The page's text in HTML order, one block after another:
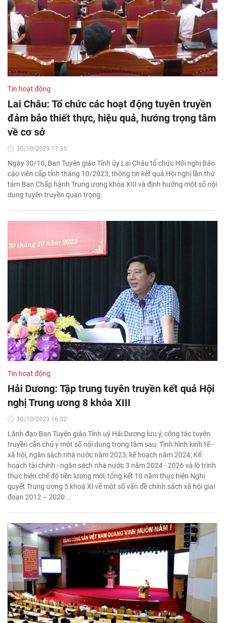
Tin hoạt động
Lai Châu: Tổ chức các hoạt động tuyên truyền
đảm bảo thiết thực, hiệu quả, hướng trọng tâm
về cơ sở
30/10/2023 17:35'
Ngày 30/10, Ban Tuyên giáo Tỉnh ủy Lai Châu tổ chức Hội nghị Báo
cáo viên cấp tỉnh tháng 10/2023, thông tin kết quả Hội nghị lần thứ
tám Ban Chấp hành Trung ương khóa XIII và định hướng một số nội
dung tuyên truyền quan trọng.
Tin hoạt động
Hải Dương: Tập trung tuyên truyền kết quả Hội
nghị Trung ương 8 khóa XIII
30/10/2023 16:32'
Lãnh đạo Ban Tuyên giáo Tỉnh uỷ Hải Dương lưu ý, công tác tuyên
truyền cần chú ý một số nội dung trọng tâm sau: Tình hình kinh tế -
xã hội, ngân sách nhà nước năm 2023, kế hoạch năm 2024; Kế
hoạch tài chính - ngân sách nhà nước 3 năm 2024 - 2026 và lộ trình
thực hiện chế độ tiền lương mới; tổng kết 10 năm thực hiện Nghị
quyết Trung ương 5 khoá XI về một số vấn đề chính sách xã hội giai
đoạn 2012 – 2020...